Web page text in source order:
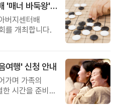
제3회 서초구 아버지센터배 '매너 바둑왕' 대회
버지센터배
를 개최합니다.
여행' 신청 안내
가며 가족의
시간을 준비해